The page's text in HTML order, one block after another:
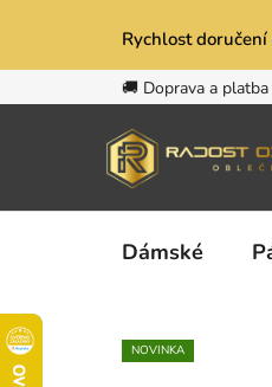
obsah
Rychlost
🚚 Doprava a platba
Dámské
NOVINKA